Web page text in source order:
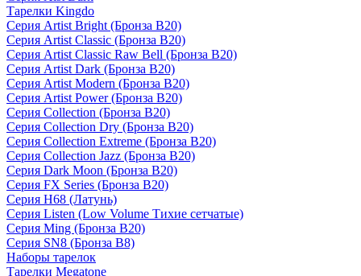
Тарелки Kingdo
Серия Artist Bright (Бронза B20)
Серия Artist Classic (Бронза B20)
Серия Artist Classic Raw Bell (Бронза B20)
Серия Artist Dark (Бронза B20)
Серия Artist Modern (Бронза B20)
Серия Artist Power (Бронза B20)
Серия Collection (Бронза B20)
Серия Collection Dry (Бронза B20)
Серия Collection Extreme (Бронза B20)
Серия Collection Jazz (Бронза B20)
Серия Dark Moon (Бронза B20)
Серия FX Series (Бронза B20)
Серия H68 (Латунь)
Серия Listen (Low Volume Тихие сетчатые)
Серия Ming (Бронза B20)
Серия SN8 (Бронза B8)
Наборы тарелок
Тарелки Megatone